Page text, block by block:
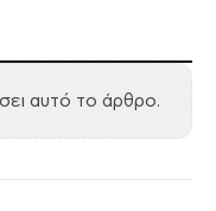
αυτό το άρθρο.